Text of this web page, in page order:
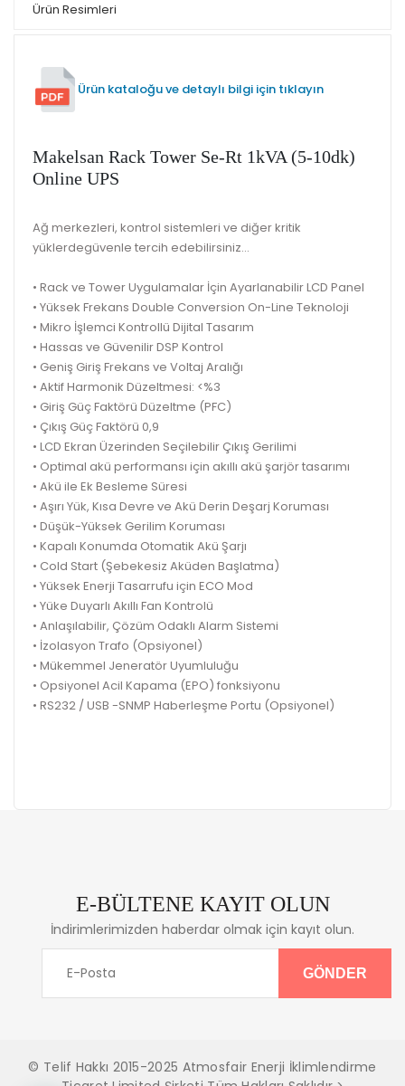
Ürün Resimleri
Ürün kataloğu ve detaylı bilgi için tıklayın
Makelsan Rack Tower Se-Rt 1kVA (5-10dk)
Online UPS
Ağ merkezleri, kontrol sistemleri ve diğer kritik
yüklerdegüvenle tercih edebilirsiniz...
• Rack ve Tower Uygulamalar İçin Ayarlanabilir LCD Panel
• Yüksek Frekans Double Conversion On-Line Teknoloji
• Mikro İşlemci Kontrollü Dijital Tasarım
• Hassas ve Güvenilir DSP Kontrol
• Geniş Giriş Frekans ve Voltaj Aralığı
• Aktif Harmonik Düzeltmesi: <%3
• Giriş Güç Faktörü Düzeltme (PFC)
• Çıkış Güç Faktörü 0,9
• LCD Ekran Üzerinden Seçilebilir Çıkış Gerilimi
• Optimal akü performansı için akıllı akü şarjör tasarımı
• Akü ile Ek Besleme Süresi
• Aşırı Yük, Kısa Devre ve Akü Derin Deşarj Koruması
• Düşük-Yüksek Gerilim Koruması
• Kapalı Konumda Otomatik Akü Şarjı
• Cold Start (Şebekesiz Aküden Başlatma)
• Yüksek Enerji Tasarrufu için ECO Mod
• Yüke Duyarlı Akıllı Fan Kontrolü
• Anlaşılabilir, Çözüm Odaklı Alarm Sistemi
• İzolasyon Trafo (Opsiyonel)
• Mükemmel Jeneratör Uyumluluğu
• Opsiyonel Acil Kapama (EPO) fonksiyonu
• RS232 / USB -SNMP Haberleşme Portu (Opsiyonel)
E-BÜLTENE KAYIT OLUN
İndirimlerimizden haberdar olmak için kayıt olun.
© Telif Hakkı 2015-2025 Atmosfair Enerji İklimlendirme